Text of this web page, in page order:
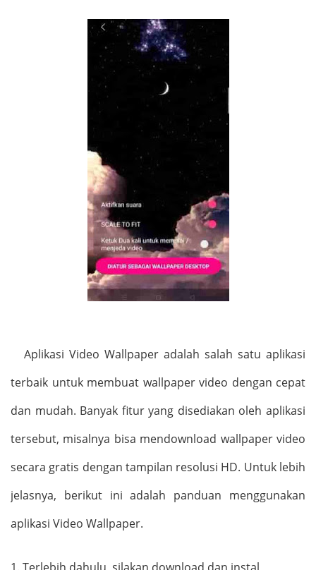
Aplikasi Video Wallpaper adalah salah satu aplikasi
terbaik untuk membuat wallpaper video dengan cepat
dan mudah. Banyak fitur yang disediakan oleh aplikasi
tersebut, misalnya bisa mendownload wallpaper video
secara gratis dengan tampilan resolusi HD. Untuk lebih
jelasnya, berikut ini adalah panduan menggunakan
aplikasi Video Wallpaper.
1. Terlebih dahulu, silakan download dan instal